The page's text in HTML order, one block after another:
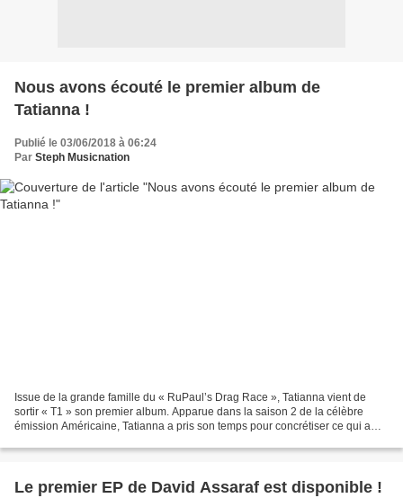
Nous avons écouté le premier album de
Tatianna !
Publié le 03/06/2018 à 06:24
Par Steph Musicnation
Issue de la grande famille du « RuPaul’s Drag Race », Tatianna vient de
sortir « T1 » son premier album. Apparue dans la saison 2 de la célèbre
émission Américaine, Tatianna a pris son temps pour concrétiser ce qui a
Le premier EP de David Assaraf est disponible !